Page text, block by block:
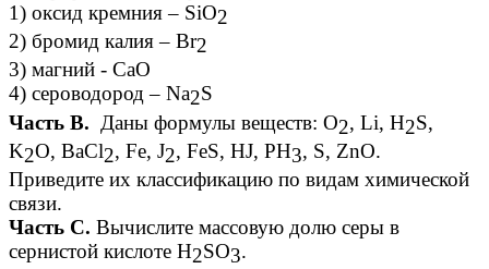
1) оксид кремния – SiO2
2) бромид калия – Br2
3) магний - CaO
4) сероводород – Na2S
Часть В. Даны формулы веществ: O2, Li, H2S,
K2O, BaCl2, Fe, J2, FeS, HJ, PH3, S, ZnО.
Приведите их классификацию по видам химической
связи.
Часть С. Вычислите массовую долю серы в
сернистой кислоте H2SO3.